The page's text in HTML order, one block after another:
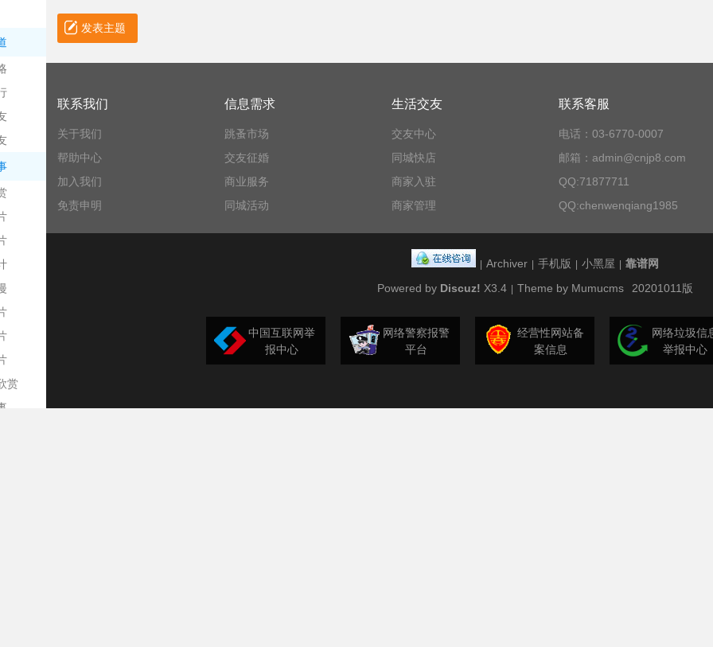
赏
发表主题
联系我们
关于我们
帮助中心
加入我们
免责申明
信息需求
跳蚤市场
交友征婚
商业服务
同城活动
生活交友
交友中心
同城快店
商家入驻
商家管理
联系客服
电话：03-6770-0007
邮箱：admin@cnjp8.com
QQ:71877711
QQ:chenwenqiang1985
Archiver 手机版 小黑屋
靠谱网
Powered by Discuz! X3.4 Theme by Mumucms 20201011版
中国互联网举
报中心
网络警察报警
平台
经营性网站备
案信息
网络垃圾信
举报中心